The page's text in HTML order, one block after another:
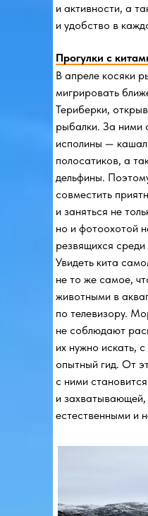
Прогулки с
В апреле косяки
мигрировать
Териберки,
рыбалки. За ними
исполины —
полосатиков, а
дельфины.
совместить
и заняться не
но и фотоохотой
резвящихся среди
Увидеть кита
не то же самое,
животными в
по телевизору.
не соблюдают
их нужно искать,
опытный гид. От
с ними
и
естественными и
и активности, а
и удобство в